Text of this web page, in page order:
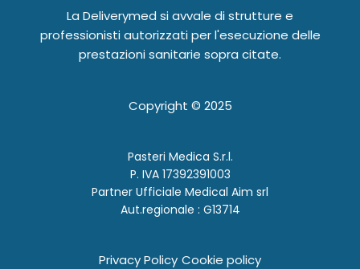
La Deliverymed si avvale di strutture e
professionisti autorizzati per l'esecuzione delle
prestazioni sanitarie sopra citate.
Copyright © 2025
Pasteri Medica S.r.l.
P. IVA 17392391003
Partner Ufficiale Medical Aim srl
Aut.regionale : G13714
Privacy Policy Cookie policy